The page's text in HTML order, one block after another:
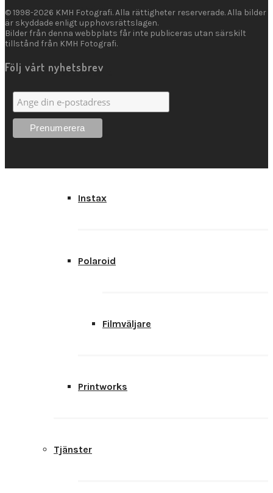
Skrivare
Måttbeställt
Varumärken
Instax
Polaroid
Filmväljare
Printworks
Tjänster
© 1998-2026 KMH Fotografi. Alla rättigheter reserverade. Alla bilder
är skyddade enligt upphovsrättslagen.
Bilder från denna webbplats får inte publiceras utan särskilt
tillstånd från KMH Fotografi.
Följ vårt nyhetsbrev